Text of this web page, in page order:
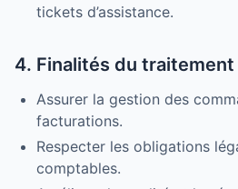
tickets d’assistance.
4. Finalités du traitement
Assurer la gestion des
facturations.
Respecter les obligations
comptables.